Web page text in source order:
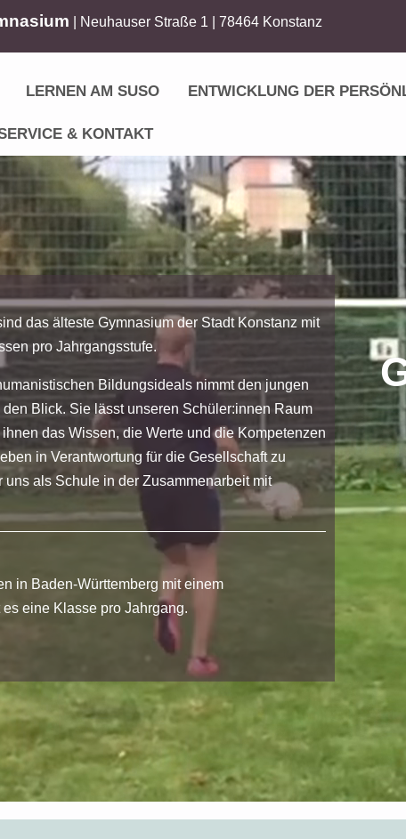
| Neuhauser Straße 1 | 78464 Konstanz
LERNEN AM SUSO ENTWICKLUNG DER
& KONTAKT
das älteste Gymnasium der Stadt Konstanz mit
pro Jahrgangsstufe.
Bildungsideals nimmt den jungen
Blick. Sie lässt unseren Schüler:innen Raum
das Wissen, die Werte und die Kompetenzen
in Verantwortung für die Gesellschaft zu
als Schule in der Zusammenarbeit mit
in Baden-Württemberg mit einem
eine Klasse pro Jahrgang.